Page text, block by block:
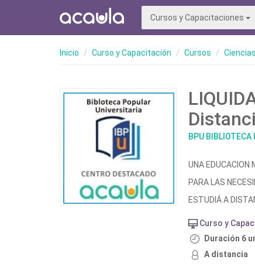
Cursos y Capacitaciones
Inicio Curso y Capacitación Cursos
BPU BIBLIOTECA
UNA EDUCACION
PARA LAS
ESTUDIÁ A
Curso y
Duración 6
A distancia